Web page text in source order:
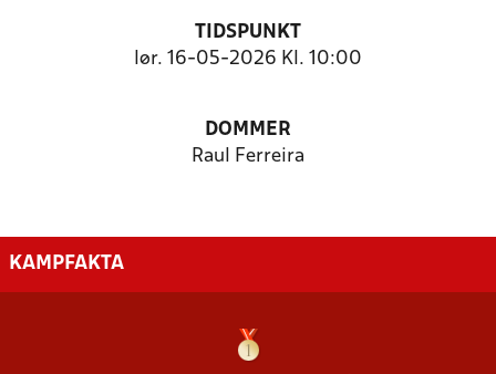
TIDSPUNKT
lør. 16-05-2026 Kl. 10:00
DOMMER
Raul Ferreira
KAMPFAKTA